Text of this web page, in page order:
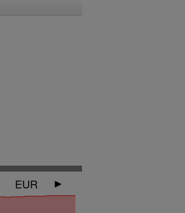
EUR